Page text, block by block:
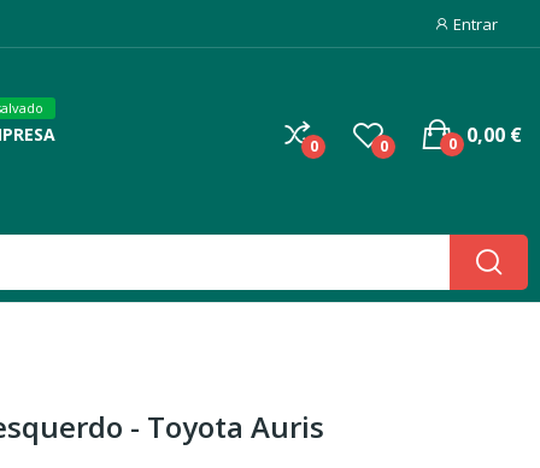
Entrar
0 0 0,00 €
0
- Toyota Auris